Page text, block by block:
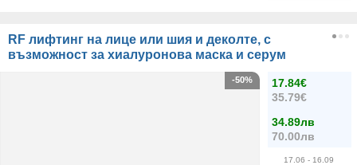
RF лифтинг на лице или шия и деколте, с
възможност за хиалуронова маска и серум
17.84€
35.79€
34.89лв
70.00лв
17.06 - 16.09
-50%